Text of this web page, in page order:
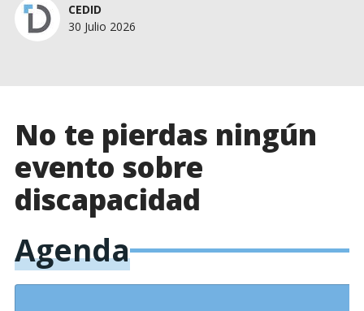
CEDID
30 Julio 2026
No te pierdas ningún
evento sobre
discapacidad
Agenda